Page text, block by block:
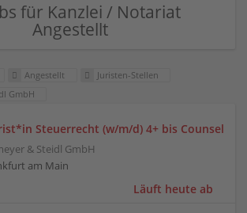
für Kanzlei / Notariat
Angestellt
Angestellt
Juristen-Stellen
GmbH
Steuerrecht (w/m/d) 4+ bis Counsel
& Steidl GmbH
am Main
Läuft heute ab